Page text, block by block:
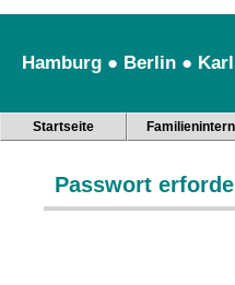
Hamburg ● Berlin ●
Startseite Familienintern
Passwort